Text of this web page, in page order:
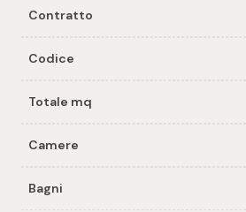
Contratto
Codice
Totale mq
Camere
Bagni
Contattaci
-
Residenziali
Commerciali